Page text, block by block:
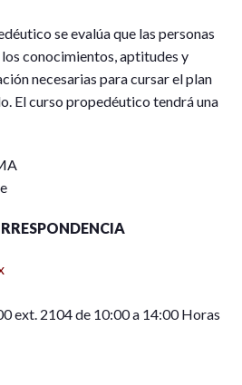
se evalúa que las personas
conocimientos, aptitudes y
necesarias para cursar el plan
El curso propedéutico tendrá una
ext. 2104 de 10:00 a 14:00 Horas